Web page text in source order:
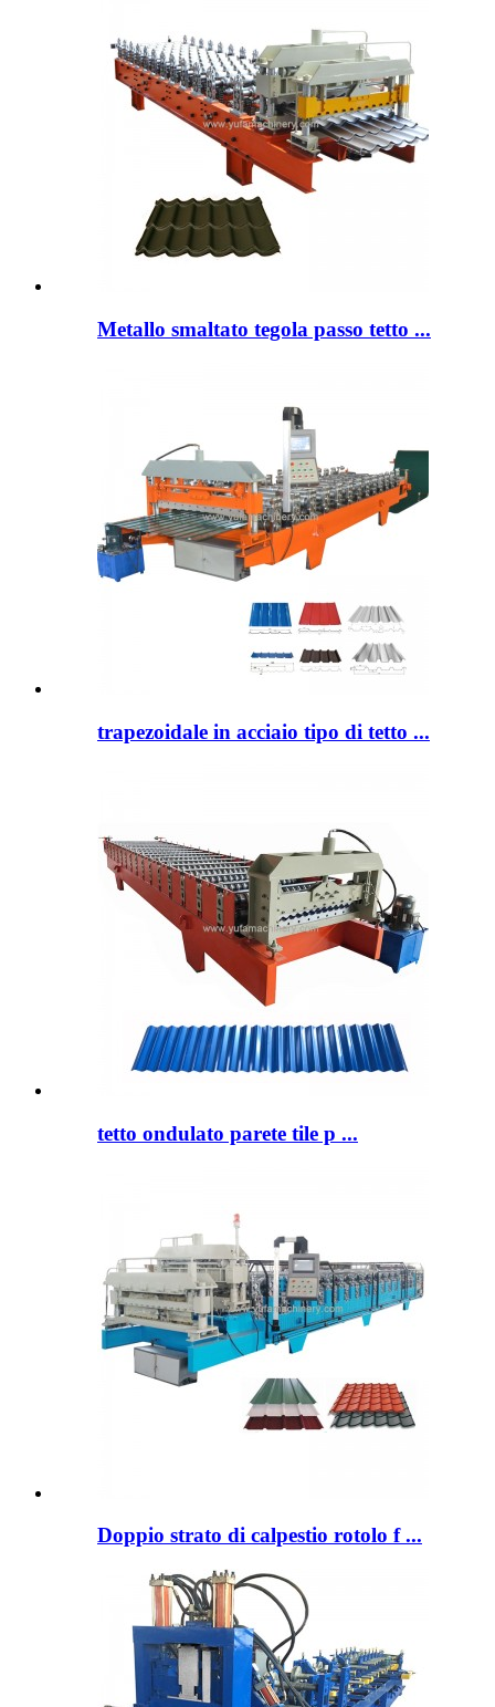
Metallo smaltato tegola passo tetto ...
trapezoidale in acciaio tipo di tetto ...
tetto ondulato parete tile p ...
Doppio strato di calpestio rotolo f ...